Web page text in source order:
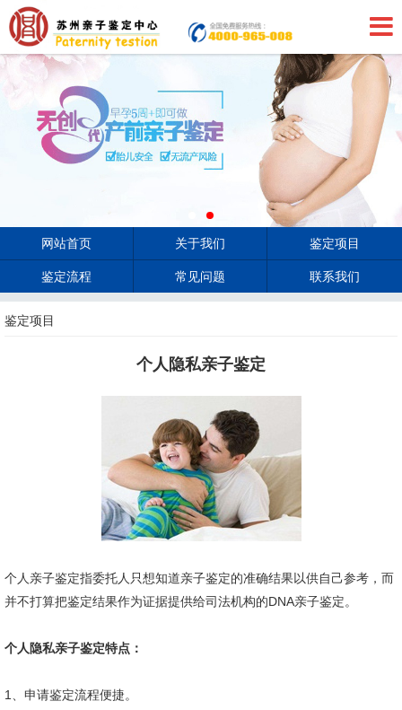
网站首页 关于我们 鉴定项目
鉴定流程 常见问题 联系我们
鉴定项目
个人隐私亲子鉴定
个人亲子鉴定指委托人只想知道亲子鉴定的准确结果以供自己参考，而
并不打算把鉴定结果作为证据提供给司法机构的DNA亲子鉴定。
个人隐私亲子鉴定特点：
1、申请鉴定流程便捷。